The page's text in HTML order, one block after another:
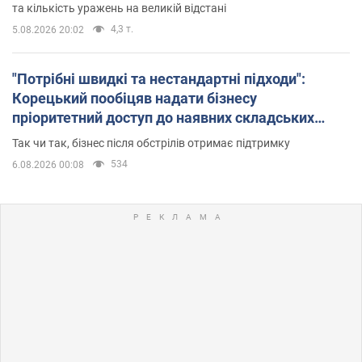
та кількість уражень на великій відстані
5.08.2026 20:02 4,3 т.
"Потрібні швидкі та нестандартні підходи":
Корецький пообіцяв надати бізнесу
пріоритетний доступ до наявних складських
приміщень
Так чи так, бізнес після обстрілів отримає підтримку
6.08.2026 00:08 534